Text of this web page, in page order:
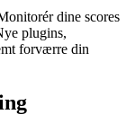
dine scores
plugins,
forværre din